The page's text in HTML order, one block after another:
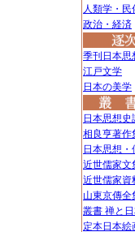
人類学・民
政治・経済
季刊日本思
江戸文学
日本の美学
日本思想史
相良亨著作
日本思想・
近世儒家文
近世儒家資
山東京傳全
叢書 禅と
定本日本絵